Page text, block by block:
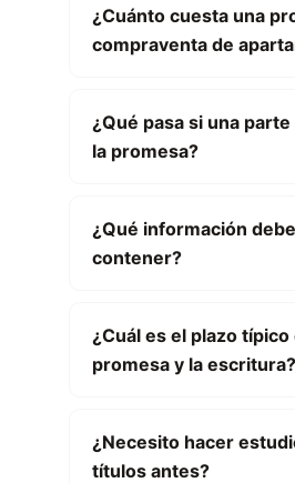
¿Cuánto cuesta una
compraventa de
¿Qué pasa si una
la promesa?
¿Qué información debe
contener?
¿Cuál es el plazo
promesa y la escritura?
¿Necesito hacer
títulos antes?